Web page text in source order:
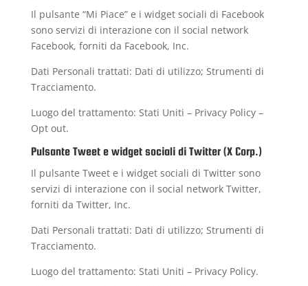
Il pulsante “Mi Piace” e i widget sociali di Facebook
sono servizi di interazione con il social network
Facebook, forniti da Facebook, Inc.
Dati Personali trattati: Dati di utilizzo; Strumenti di
Tracciamento.
Luogo del trattamento: Stati Uniti – Privacy Policy–
Opt out.
Pulsante Tweet e widget sociali di Twitter (X Corp.)
Il pulsante Tweet e i widget sociali di Twitter sono
servizi di interazione con il social network Twitter,
forniti da Twitter, Inc.
Dati Personali trattati: Dati di utilizzo; Strumenti di
Tracciamento.
Luogo del trattamento: Stati Uniti – Privacy Policy.